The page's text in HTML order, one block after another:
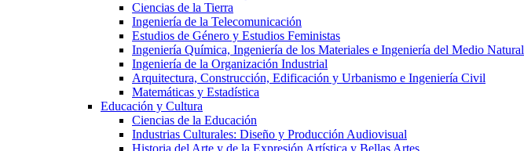
Ciencias de la Tierra
Ingeniería de la Telecomunicación
Estudios de Género y Estudios Feministas
Ingeniería Química, Ingeniería de los Materiales e Ingeniería del Medio Natural
Ingeniería de la Organización Industrial
Arquitectura, Construcción, Edificación y Urbanismo e Ingeniería Civil
Matemáticas y Estadística
Educación y Cultura
Ciencias de la Educación
Industrias Culturales: Diseño y Producción Audiovisual
Historia del Arte y de la Expresión Artística y Bellas Artes